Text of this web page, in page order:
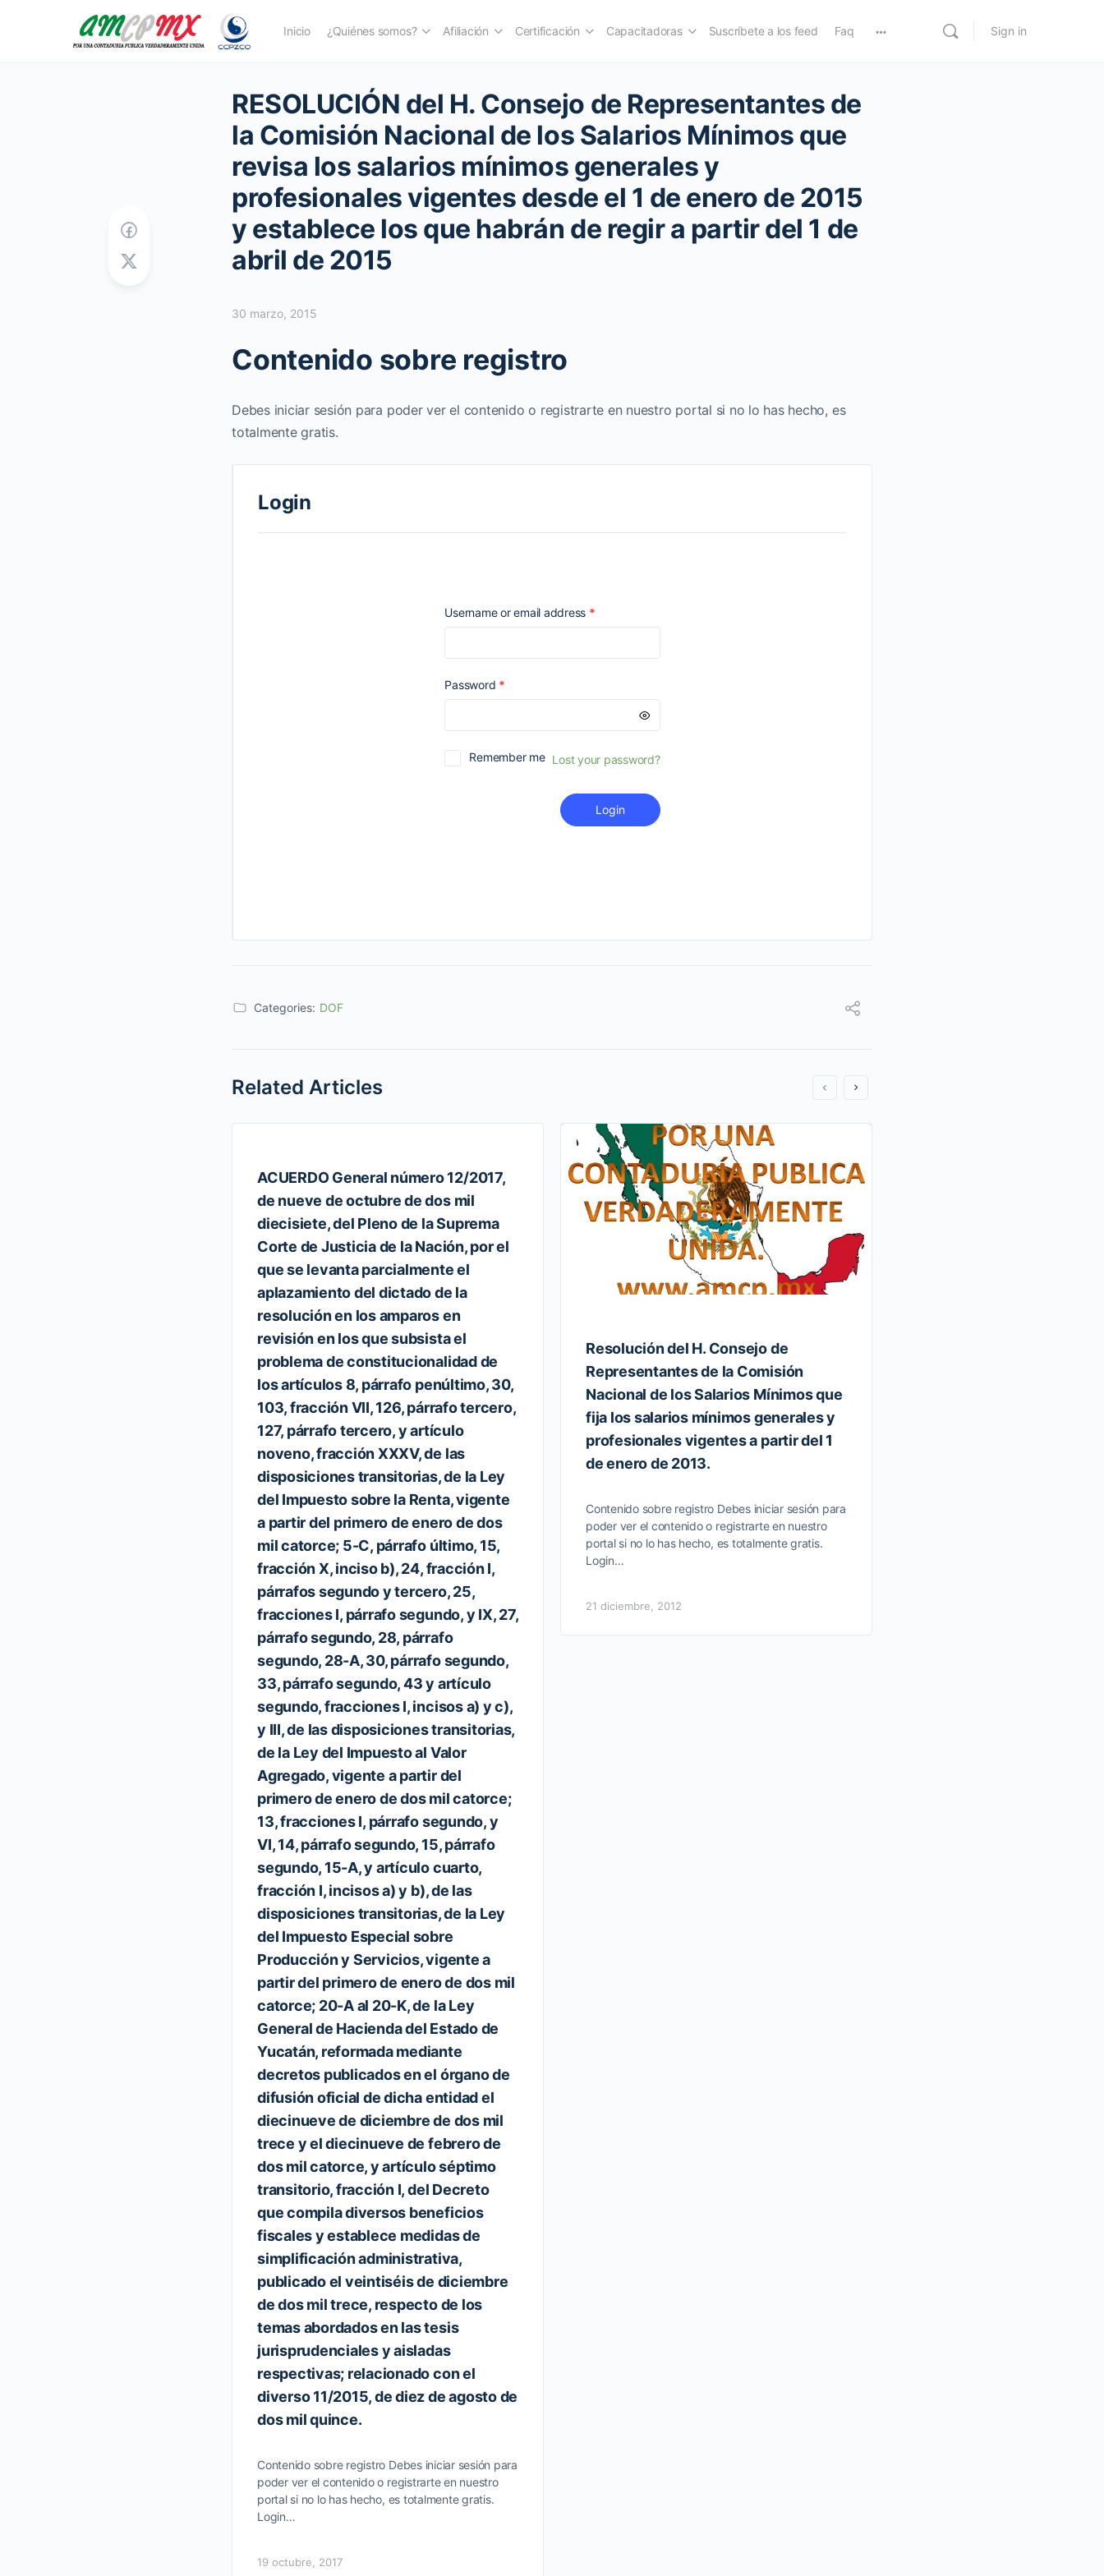
Inicio ¿Quiénes somos? Afiliación Certificación Capacitadoras Suscríbete a los feed Faq Sign in
RESOLUCIÓN del H. Consejo de Representantes de
la Comisión Nacional de los Salarios Mínimos que
revisa los salarios mínimos generales y
profesionales vigentes desde el 1 de enero de 2015
y establece los que habrán de regir a partir del 1 de
abril de 2015
30 marzo, 2015
Contenido sobre registro
Debes iniciar sesión para poder ver el contenido o registrarte en nuestro portal si no lo has hecho, es
totalmente gratis.
Login
Username or email address *Required
Password *Required
Remember me Lost your password?
Login
Categories: DOF
Related Articles
ACUERDO General número 12/2017,
de nueve de octubre de dos mil
diecisiete, del Pleno de la Suprema
Corte de Justicia de la Nación, por el
que se levanta parcialmente el
aplazamiento del dictado de la
resolución en los amparos en
revisión en los que subsista el
problema de constitucionalidad de
los artículos 8, párrafo penúltimo, 30,
103, fracción VII, 126, párrafo tercero,
127, párrafo tercero, y artículo
noveno, fracción XXXV, de las
disposiciones transitorias, de la Ley
del Impuesto sobre la Renta, vigente
a partir del primero de enero de dos
mil catorce; 5-C, párrafo último, 15,
fracción X, inciso b), 24, fracción I,
párrafos segundo y tercero, 25,
fracciones I, párrafo segundo, y IX, 27,
párrafo segundo, 28, párrafo
segundo, 28-A, 30, párrafo segundo,
33, párrafo segundo, 43 y artículo
segundo, fracciones I, incisos a) y c),
y III, de las disposiciones transitorias,
de la Ley del Impuesto al Valor
Agregado, vigente a partir del
primero de enero de dos mil catorce;
13, fracciones I, párrafo segundo, y
VI, 14, párrafo segundo, 15, párrafo
segundo, 15-A, y artículo cuarto,
fracción I, incisos a) y b), de las
disposiciones transitorias, de la Ley
del Impuesto Especial sobre
Producción y Servicios, vigente a
partir del primero de enero de dos mil
catorce; 20-A al 20-K, de la Ley
General de Hacienda del Estado de
Yucatán, reformada mediante
decretos publicados en el órgano de
difusión oficial de dicha entidad el
diecinueve de diciembre de dos mil
trece y el diecinueve de febrero de
dos mil catorce, y artículo séptimo
transitorio, fracción I, del Decreto
que compila diversos beneficios
fiscales y establece medidas de
simplificación administrativa,
publicado el veintiséis de diciembre
de dos mil trece, respecto de los
temas abordados en las tesis
jurisprudenciales y aisladas
respectivas; relacionado con el
diverso 11/2015, de diez de agosto de
dos mil quince.
Contenido sobre registro Debes iniciar sesión para
poder ver el contenido o registrarte en nuestro
portal si no lo has hecho, es totalmente gratis.
Login…
19 octubre, 2017
Resolución del H. Consejo de
Representantes de la Comisión
Nacional de los Salarios Mínimos que
fija los salarios mínimos generales y
profesionales vigentes a partir del 1
de enero de 2013.
Contenido sobre registro Debes iniciar sesión para
poder ver el contenido o registrarte en nuestro
portal si no lo has hecho, es totalmente gratis.
Login…
21 diciembre, 2012